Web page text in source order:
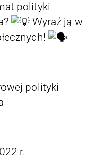
polityki
Wyraź ją w
polityki
r.